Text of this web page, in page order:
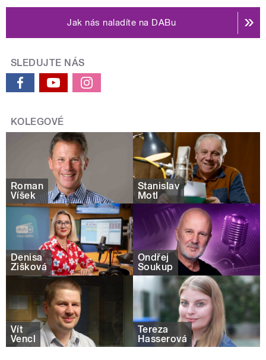
Jak nás naladíte na DABu
SLEDUJTE NÁS
KOLEGOVÉ
Roman
Víšek
Stanislav
Motl
Denisa
Žišková
Ondřej
Soukup
Vít
Vencl
Tereza
Hasserová